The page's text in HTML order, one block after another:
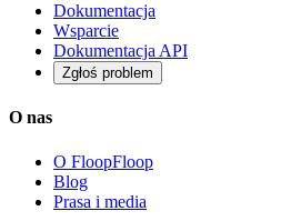
Dokumentacja
Wsparcie
Dokumentacja API
Zgłoś problem
O nas
O FloopFloop
Blog
Prasa i media